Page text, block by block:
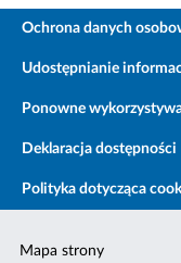
Ochrona danych
Udostępnianie
Ponowne
Deklaracja dostępności
Polityka dotycząca
Mapa strony